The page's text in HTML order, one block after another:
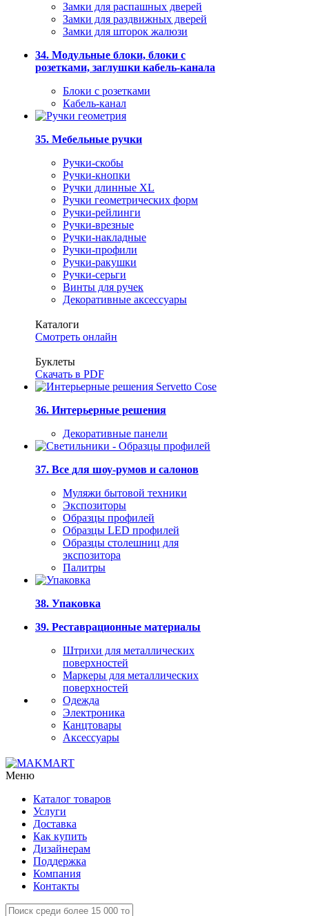
Замки для распашных дверей
Замки для раздвижных дверей
Замки для шторок жалюзи
34. Модульные блоки, блоки с
розетками, заглушки кабель-канала
Блоки с розетками
Кабель-канал
35. Мебельные ручки
Ручки-скобы
Ручки-кнопки
Ручки длинные XL
Ручки геометрических форм
Ручки-рейлинги
Ручки-врезные
Ручки-накладные
Ручки-профили
Ручки-ракушки
Ручки-серьги
Винты для ручек
Декоративные аксессуары
Каталоги
Смотреть онлайн
Буклеты
Скачать в PDF
36. Интерьерные решения
Декоративные панели
37. Все для шоу-румов и салонов
Муляжи бытовой техники
Экспозиторы
Образцы профилей
Образцы LED профилей
Образцы столешниц для
экспозитора
Палитры
38. Упаковка
39. Реставрационные материалы
Штрихи для металлических
поверхностей
Маркеры для металлических
поверхностей
Одежда
Электроника
Канцтовары
Аксессуары
Меню
Каталог товаров
Услуги
Доставка
Как купить
Дизайнерам
Поддержка
Компания
Контакты